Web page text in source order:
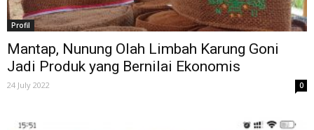
Profil
Mantap, Nunung Olah Limbah Karung Goni
Jadi Produk yang Bernilai Ekonomis
24 July 2022 0